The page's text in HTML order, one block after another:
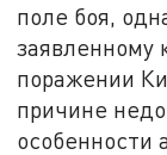
поле боя,
заявленному
поражении
причине
особенности